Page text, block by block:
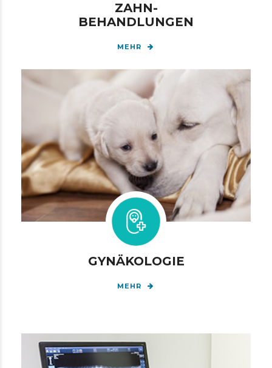
ZAHN-
BEHANDLUNGEN
MEHR
GYNÄKOLOGIE
MEHR